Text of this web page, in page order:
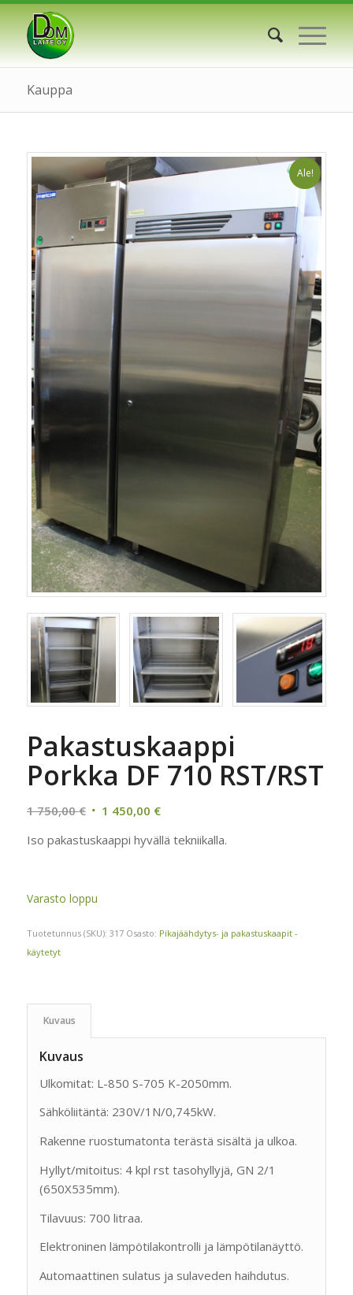
Kauppa
Ale!
Pakastuskaappi
Porkka DF 710 RST/RST
1 750,00€ Alkuperäinen
oli:
1 450,00 €Nykyinen
on:
Iso pakastuskaappi hyvällä tekniikalla.
Varasto loppu
Tuotetunnus (SKU): 317 Osasto: Pikajäähdytys- ja pakastuskaapit -
käytetyt
Kuvaus
Kuvaus
Ulkomitat: L-850 S-705 K-2050mm.
Sähköliitäntä: 230V/1N/0,745kW.
Rakenne ruostumatonta terästä sisältä ja ulkoa.
Hyllyt/mitoitus: 4 kpl rst tasohyllyjä, GN 2/1
(650X535mm).
Tilavuus: 700 litraa.
Elektroninen lämpötilakontrolli ja lämpötilanäyttö.
Automaattinen sulatus ja sulaveden haihdutus.